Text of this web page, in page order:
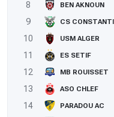
8
BEN AKNOUN
9
CS
10
USM ALGER
11
ES SETIF
12
MB ROUISSET
13
ASO CHLEF
14
PARADOU AC